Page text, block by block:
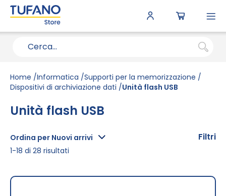
Home Informatica Supporti per la memorizzazione
Dispositivi di archiviazione dati
Unità flash USB
Unità flash USB
Ordina per Nuovi arrivi
1-18 di 28 risultati
Filtri